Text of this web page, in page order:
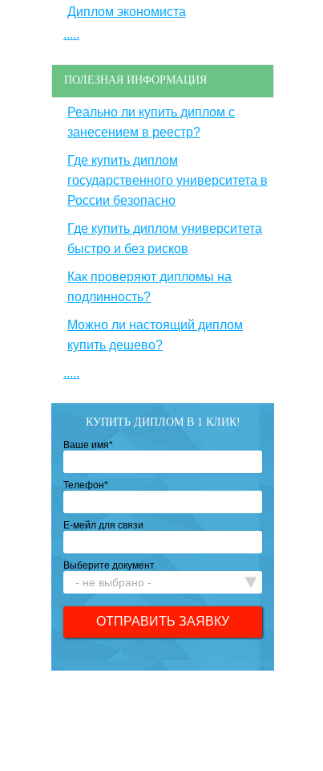
Диплом экономиста
.....
ПОЛЕЗНАЯ ИНФОРМАЦИЯ
Реально ли купить диплом с
занесением в реестр?
Где купить диплом
государственного университета в
России безопасно
Где купить диплом университета
быстро и без рисков
Как проверяют дипломы на
подлинность?
Можно ли настоящий диплом
купить дешево?
.....
КУПИТЬ ДИПЛОМ В 1 КЛИК!
Ваше имя*
Телефон*
Е-мейл для связи
Выберите документ